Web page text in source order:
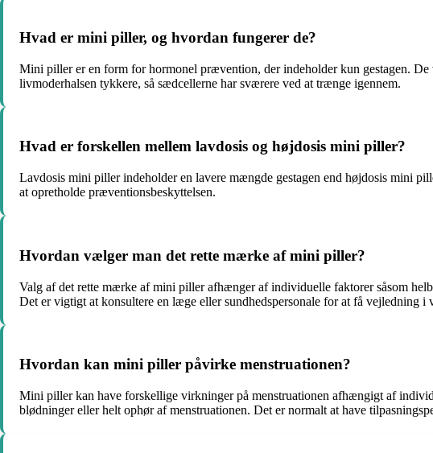
Hvad er mini piller, og hvordan fungerer de?
Mini piller er en form for hormonel prævention, der indeholder kun gestagen.
livmoderhalsen tykkere, så sædcellerne har sværere ved at trænge igennem.
Hvad er forskellen mellem lavdosis og højdosis mini piller?
Lavdosis mini piller indeholder en lavere mængde gestagen end højdosis mini
at opretholde præventionsbeskyttelsen.
Hvordan vælger man det rette mærke af mini piller?
Valg af det rette mærke af mini piller afhænger af individuelle faktorer såsom
Det er vigtigt at konsultere en læge eller sundhedspersonale for at få vejledning i
Hvordan kan mini piller påvirke menstruationen?
Mini piller kan have forskellige virkninger på menstruationen afhængigt af
blødninger eller helt ophør af menstruationen. Det er normalt at have